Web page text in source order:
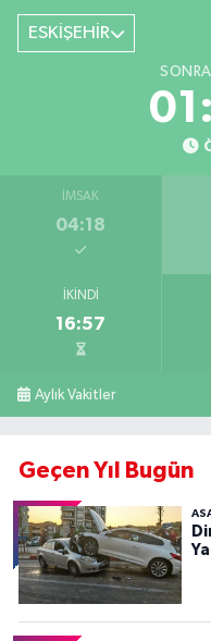
ESKİŞEHİR
İMSAK
04:18
İKINDI
16:57
Aylık Vakitler
Geçen Yıl Bugün